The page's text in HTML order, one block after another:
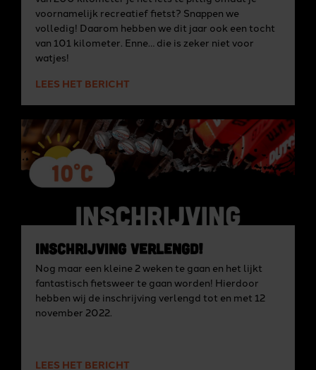
voornamelijk recreatief fietst? Snappen we
volledig! Daarom hebben we dit jaar ook een tocht
van 101 kilometer. Enne… die is zeker niet voor
watjes!
LEES HET BERICHT
Inschrijving verlengd!
Nog maar een kleine 2 weken te gaan en het lijkt
fantastisch fietsweer te gaan worden! Hierdoor
hebben wij de inschrijving verlengd tot en met 12
november 2022.
LEES HET BERICHT